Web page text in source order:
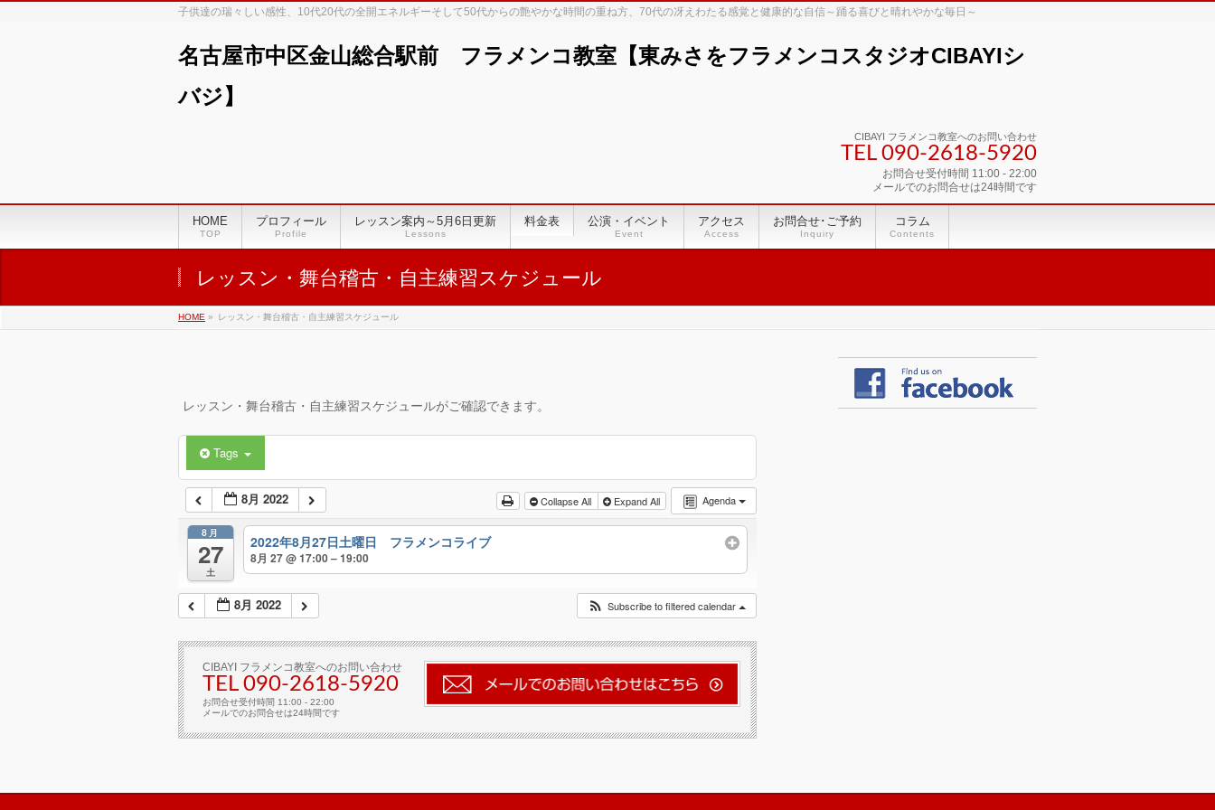
子供達の瑞々しい感性、10代20代の全開エネルギーそして50代からの艶やかな時間の重ね方、70代の冴えわたる感覚と健康的な自信～踊る喜びと晴れやかな毎日～
名古屋市中区金山総合駅前 フラメンコ教室【東みさをフラメンコスタジオCIBAYIシ
バジ】
CIBAYI フラメンコ教室へのお問い合わせ
TEL 090-2618‐5920
お問合せ受付時間 11:00 - 22:00
メールでのお問合せは24時間です
HOME
TOP
プロフィール
Profile
レッスン案内～5月6日更新
Lessons
料金表 公演・イベント
Event
アクセス
Access
お問合せ･ご予約
Inquiry
コラム
Contents
レッスン・舞台稽古・自主練習スケジュール
HOME » レッスン・舞台稽古・自主練習スケジュール
レッスン・舞台稽古・自主練習スケジュールがご確認できます。
Tags
Agenda
8月 2022 Collapse All Expand All
8月
27
土
2022年8月27日土曜日 フラメンコライブ
8月 27 @ 17:00 – 19:00
8月 2022 Subscribe to filtered calendar
CIBAYI フラメンコ教室へのお問い合わせ
TEL 090-2618‐5920
お問合せ受付時間 11:00 - 22:00
メールでのお問合せは24時間です